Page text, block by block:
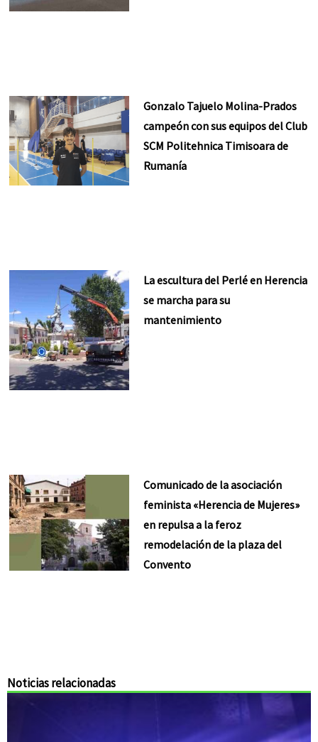
Gonzalo Tajuelo Molina-Prados
campeón con sus equipos del Club
SCM Politehnica Timisoara de
Rumanía
La escultura del Perlé en Herencia
se marcha para su
mantenimiento
Comunicado de la asociación
feminista «Herencia de Mujeres»
en repulsa a la feroz
remodelación de la plaza del
Convento
Noticias relacionadas